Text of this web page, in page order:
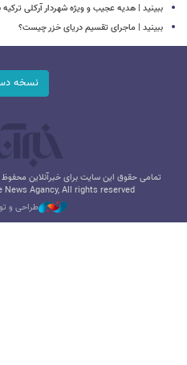
ببینید | هدیه عجیب و ویژه شهردار آرکلی
ببینید | ماجرای تقسیم دریای خزر چیست؟
نسخه
تمامی حقوق این سایت برای خبرآنلاین
Agancy, All rights reserved
طراحی و